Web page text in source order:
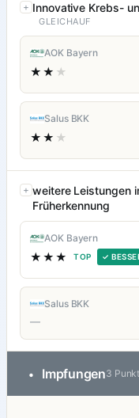
Innovative Krebs-
GLEICHAUF
AOK Bayern
★★ ★
Salus BKK
★★ ★
weitere Leistungen
Früherkennung
AOK Bayern
★★★ TOP ✓
Salus BKK
—
• Impfungen3